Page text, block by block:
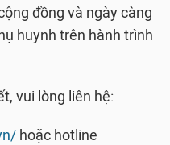
đồng và ngày càng
huynh trên hành trình
vui lòng liên hệ:
hoặc hotline